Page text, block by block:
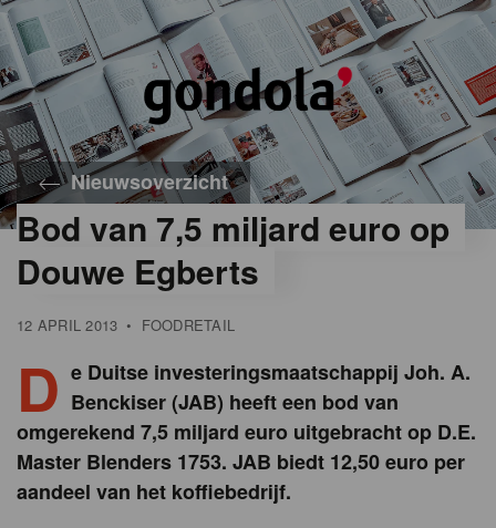
Nieuwsoverzicht
Bod van 7,5 miljard euro op
Douwe Egberts
12 APRIL 2013 • FOODRETAIL
D e Duitse investeringsmaatschappij Joh. A.
Benckiser (JAB) heeft een bod van
omgerekend 7,5 miljard euro uitgebracht op D.E.
Master Blenders 1753. JAB biedt 12,50 euro per
aandeel van het koffiebedrijf.
academy
society